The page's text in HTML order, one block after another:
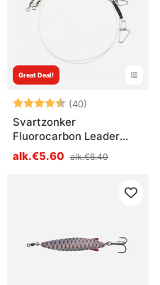
Great Deal!
Arvio: (40)
Svartzonker
Fluorocarbon Leader
40cm 2kpl
alk.€5.60 alk.€6.40